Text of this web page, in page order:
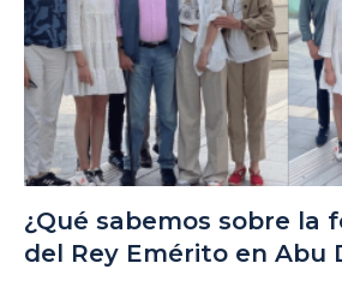
¿Qué sabemos sobre la
del Rey Emérito en Abu